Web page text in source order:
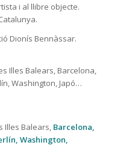
i al llibre objecte.
Dionís Bennàssar.
Illes Balears, Barcelona,
Washington, Japó…
Illes Balears, Barcelona,
Washington,